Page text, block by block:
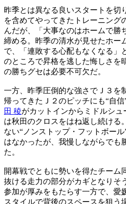
昨季とは異なる良いスタートを切
を含めてやってきたトレーニング
んだが、「大事なのはホームで勝
締める。昨季の清水が見せたホー
で、「連敗する心配もなくなる」
のところで昇格を逃した悔しさを
の勝ちグセは必要不可欠だ。
一方、昨季圧倒的な強さでＪ３を
帰ってきたＪ２のピッチにも“自
田 稜がカットインからミドルシ
は秋田のクロスをはね返し続ける
ない“ノンストップ・フットボー
はなかったが、我慢しながらでも
た。
開幕戦でともに勢いを得たチーム
抜ける走力の部分がカギとなりそ
参加が厚みをもたらす一方で、愛
スタイルで背後のスペースを狙う